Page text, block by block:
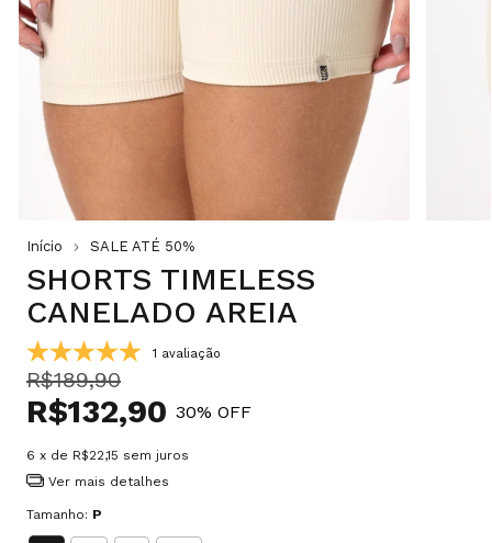
Início SALE ATÉ 50%
SHORTS TIMELESS
CANELADO AREIA
1 avaliação
R$189,90
R$132,90 30% OFF
6 x de R$22,15 sem juros
Ver mais detalhes
Tamanho: P